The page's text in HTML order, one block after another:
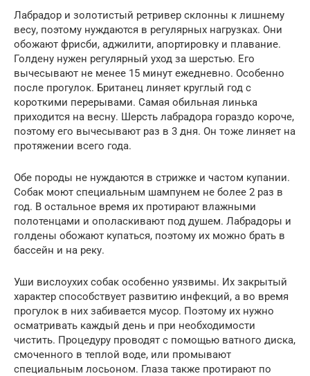
Лабрадор и золотистый ретривер склонны к лишнему
весу, поэтому нуждаются в регулярных нагрузках. Они
обожают фрисби, аджилити, апортировку и плавание.
Голдену нужен регулярный уход за шерстью. Его
вычесывают не менее 15 минут ежедневно. Особенно
после прогулок. Британец линяет круглый год с
короткими перерывами. Самая обильная линька
приходится на весну. Шерсть лабрадора гораздо короче,
поэтому его вычесывают раз в 3 дня. Он тоже линяет на
протяжении всего года.
Обе породы не нуждаются в стрижке и частом купании.
Собак моют специальным шампунем не более 2 раз в
год. В остальное время их протирают влажными
полотенцами и ополаскивают под душем. Лабрадоры и
голдены обожают купаться, поэтому их можно брать в
бассейн и на реку.
Уши вислоухих собак особенно уязвимы. Их закрытый
характер способствует развитию инфекций, а во время
прогулок в них забивается мусор. Поэтому их нужно
осматривать каждый день и при необходимости
чистить. Процедуру проводят с помощью ватного диска,
смоченного в теплой воде, или промывают
специальным лосьоном. Глаза также протирают по